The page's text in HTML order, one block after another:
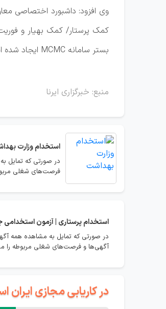
وی افزود: داشبورد اختصاصی
کمک پرستار/ کمک بهیار و
بستر سامانه MCMC ایجاد شده است.
منبع: خبرگزاری ایرنا
استخداموزارت
در صورتی که تمایل
فرصت‌های شغلی
استخدامپرستاری | آزمون استخدامی
در صورتی که تمایل به مشاهده همه
آگهی‌ها و فرصت‌های شغلی مربوطه را
در کاریابی مجازی